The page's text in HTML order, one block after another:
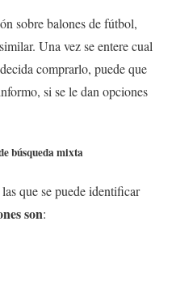
sobre balones de fútbol,
Una vez se entere cual
comprarlo, puede que
si se le dan opciones
búsqueda mixta
que se puede identificar
son: